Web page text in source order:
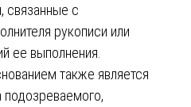
связанные с
рукописи или
ее выполнения.
также является
подозреваемого,